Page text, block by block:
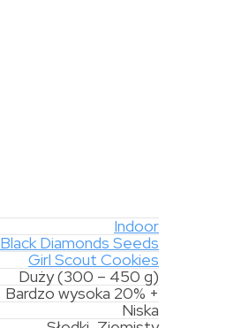
Indoor
Black Diamonds Seeds
Girl Scout Cookies
Duży (300 – 450 g)
Bardzo wysoka 20% +
Niska